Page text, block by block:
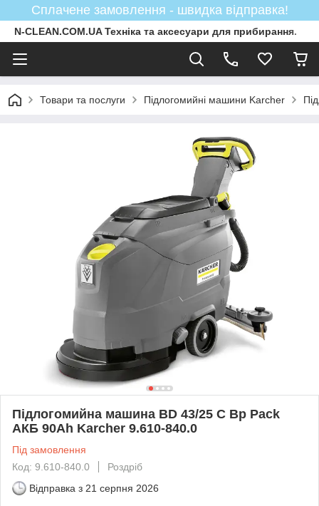
Сплачене замовлення - швидка відправка!
N-CLEAN.COM.UA Техніка та аксесуари для прибирання.
Товари та послуги Підлогомийні машини Karcher
Підлогомийна машина BD 43/25 C Bp Pack
АКБ 90Ah Karcher 9.610-840.0
Під замовлення
Код: 9.610-840.0
Роздріб
Відправка з 21 серпня 2026